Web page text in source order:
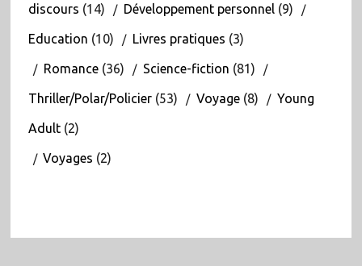
discours (14) Développement personnel(9)
Education (10) Livres pratiques (3)
Romance(36) Science-fiction (81)
Thriller/Polar/Policier(53) Voyage(8) Young
Adult(2)
Voyages (2)